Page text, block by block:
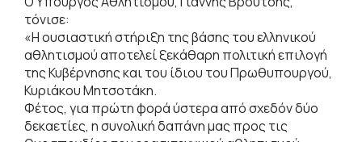
τόνισε:
«Η ουσιαστική στήριξη της βάσης του ελληνικού
αθλητισμού αποτελεί ξεκάθαρη πολιτική επιλογή
της Κυβέρνησης και του ίδιου του Πρωθυπουργού,
Κυριάκου Μητσοτάκη.
Φέτος, για πρώτη φορά ύστερα από σχεδόν δύο
δεκαετίες, η συνολική δαπάνη μας προς τις